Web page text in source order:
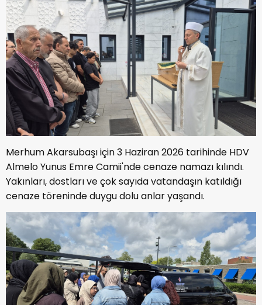
Merhum Akarsubaşı için 3 Haziran 2026 tarihinde HDV
Almelo Yunus Emre Camii'nde cenaze namazı kılındı.
Yakınları, dostları ve çok sayıda vatandaşın katıldığı
cenaze töreninde duygu dolu anlar yaşandı.